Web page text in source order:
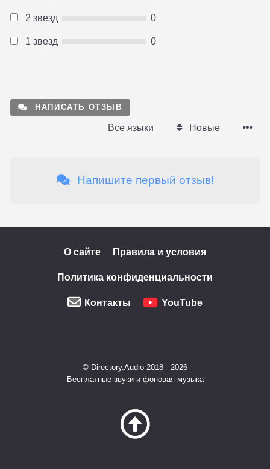
2 звезд 0
1 звезд 0
НАПИСАТЬ ОТЗЫВ
Все языки Новые
Напишите первый отзыв!
О сайте Правила и условия
Политика конфиденциальности
Контакты YouTube
© Directory.Audio 2018 - 2026
Бесплатные звуки и фоновая музыка